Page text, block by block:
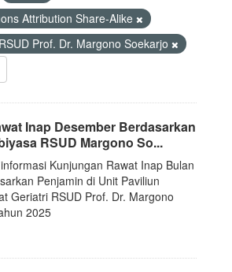
Attribution Share-Alike
RSUD Prof. Dr. Margono Soekarjo
Inap Desember Berdasarkan
RSUD Margono So...
Kunjungan Rawat Inap Bulan
Penjamin di Unit Paviliun
Geriatri RSUD Prof. Dr. Margono
2025